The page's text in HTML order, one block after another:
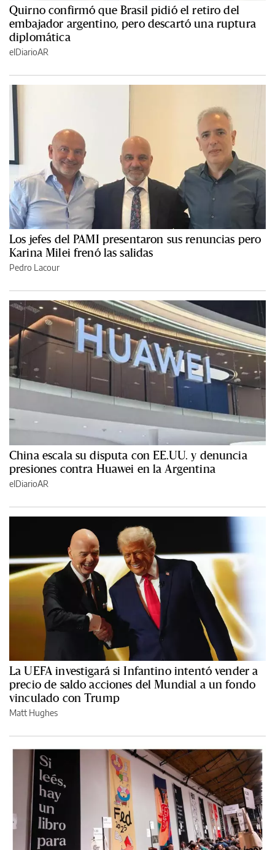
Quirno confirmó que Brasil pidió el retiro del
embajador argentino, pero descartó una ruptura
diplomática
elDiarioAR
Los jefes del PAMI presentaron sus renuncias pero
Karina Milei frenó las salidas
Pedro Lacour
China escala su disputa con EE.UU. y denuncia
presiones contra Huawei en la Argentina
elDiarioAR
La UEFA investigará si Infantino intentó vender a
precio de saldo acciones del Mundial a un fondo
vinculado con Trump
Matt Hughes